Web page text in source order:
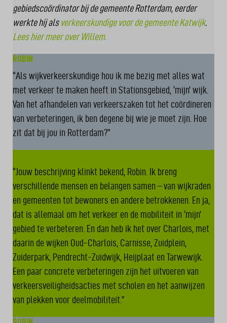
gebiedscoördinator bij de gemeente Rotterdam, eerder
werkte hij als verkeerskundige voor de gemeente Katwijk.
Lees hier meer over Willem.
ROBIN
“Als wijkverkeerskundige hou ik me bezig met alles wat
met verkeer te maken heeft in Stationsgebied, ‘mijn’ wijk.
Van het afhandelen van verkeerszaken tot het coördineren
van verbeteringen, ik ben degene bij wie je moet zijn. Hoe
zit dat bij jou in Rotterdam?”
“Jouw beschrijving klinkt bekend, Robin. Ik breng
verschillende mensen en belangen samen – van wijkraden
en gemeenten tot bewoners en andere betrokkenen. En ja,
dat is allemaal om het verkeer en de mobiliteit in ‘mijn’
gebied te verbeteren. En dan heb ik het over Charlois, met
daarin de wijken Oud-Charlois, Carnisse, Zuidplein,
Zuiderpark, Pendrecht-Zuidwijk, Heijplaat en Tarwewijk.
Een paar concrete verbeteringen zijn het uitvoeren van
verkeersveiligheidsacties met scholen en het aanwijzen
van plekken voor deelmobiliteit.”